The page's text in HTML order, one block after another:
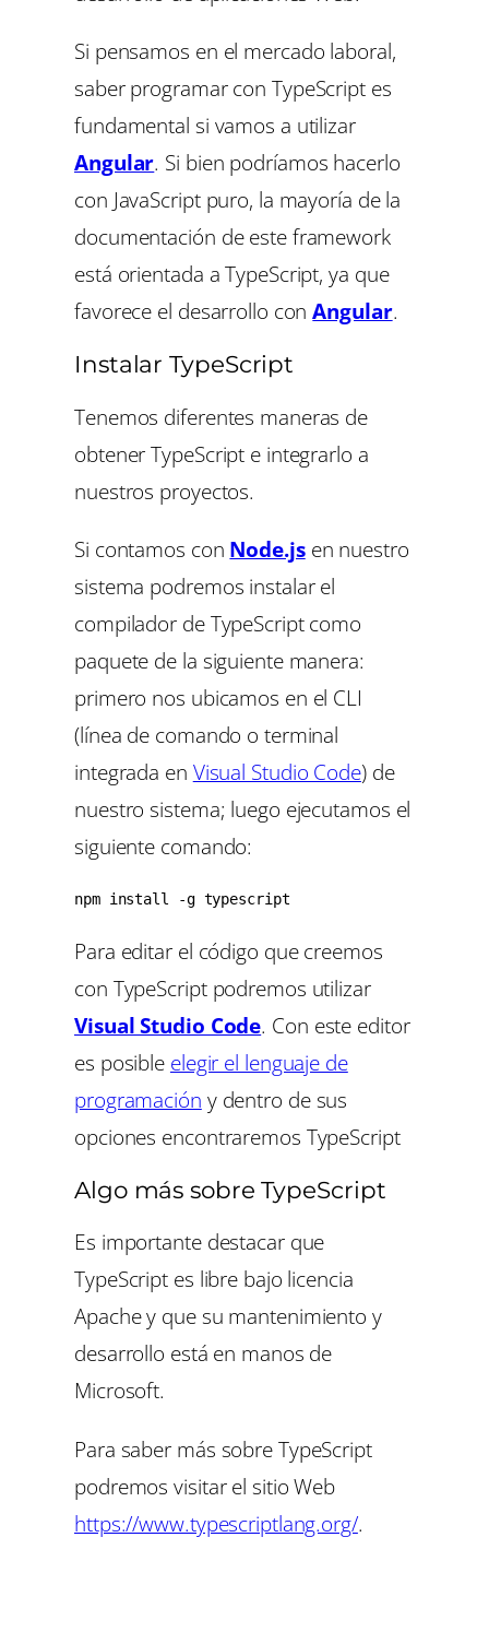
Si pensamos en el mercado laboral,
saber programar con TypeScript es
fundamental si vamos a utilizar
Angular. Si bien podríamos hacerlo
con JavaScript puro, la mayoría de la
documentación de este framework
está orientada a TypeScript, ya que
favorece el desarrollo conAngular.
Instalar TypeScript
Tenemos diferentes maneras de
obtener TypeScript e integrarlo a
nuestros proyectos.
Si contamos con Node.jsen nuestro
sistema podremos instalar el
compilador de TypeScript como
paquete de la siguiente manera:
primero nos ubicamos en el CLI
(línea de comando o terminal
integrada en Visual Studio Code) de
nuestro sistema; luego ejecutamos el
siguiente comando:
npm install -g typescript
Para editar el código que creemos
con TypeScript podremos utilizar
Visual Studio Code. Con este editor
es posible elegir el lenguaje de
programación y dentro de sus
opciones encontraremos TypeScript
Algo más sobre TypeScript
Es importante destacar que
TypeScript es libre bajo licencia
Apache y que su mantenimiento y
desarrollo está en manos de
Microsoft.
Para saber más sobre TypeScript
podremos visitar el sitio Web
https://www.typescriptlang.org/.